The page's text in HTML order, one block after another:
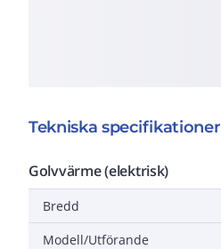
Tekniska specifikationer
Golvvärme (elektrisk)
Bredd
Modell/Utförande